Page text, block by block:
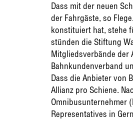
Dass mit der neuen
der Fahrgäste, so
konstituiert hat, stehe
stünden die Stiftung
Mitgliedsverbände der
Bahnkundenverband
Dass die Anbieter von
Allianz pro Schiene.
Omnibusunternehmer
Representatives in